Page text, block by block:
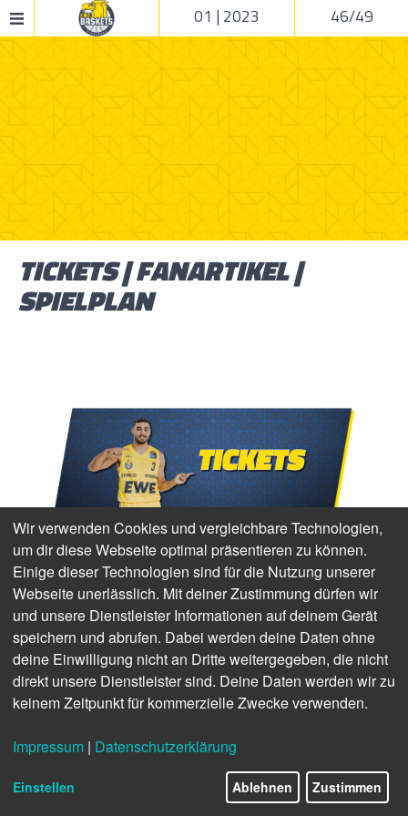
01 | 2023 46/49
TICKETS | FANARTIKEL |
SPIELPLAN
Wir verwenden Cookies und vergleichbare Technologien,
um dir diese Webseite optimal präsentieren zu können.
Einige dieser Technologien sind für die Nutzung unserer
Webseite unerlässlich. Mit deiner Zustimmung dürfen wir
und unsere Dienstleister Informationen auf deinem Gerät
speichern und abrufen. Dabei werden deine Daten ohne
deine Einwilligung nicht an Dritte weitergegeben, die nicht
direkt unsere Dienstleister sind. Deine Daten werden wir zu
keinem Zeitpunkt für kommerzielle Zwecke verwenden.
Impressum | Datenschutzerklärung
Einstellen Ablehnen Zustimmen